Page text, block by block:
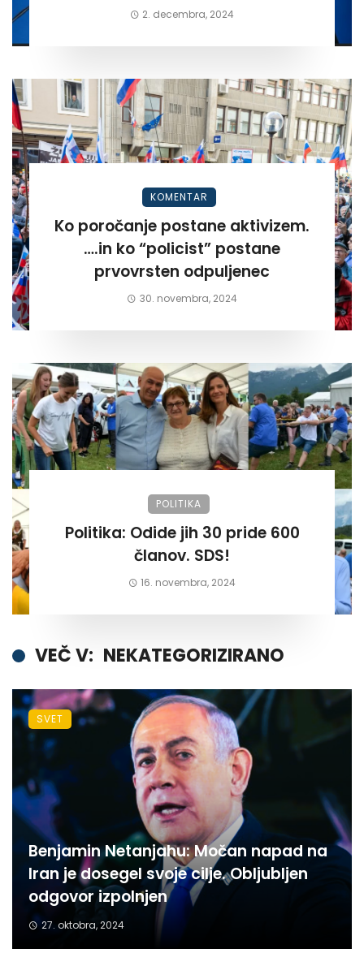
2. decembra, 2024
KOMENTAR
Ko poročanje postane aktivizem.
….in ko “policist” postane
prvovrsten odpuljenec
30. novembra, 2024
POLITIKA
Politika: Odide jih 30 pride 600
članov. SDS!
16. novembra, 2024
VEČ V: NEKATEGORIZIRANO
Benjamin Netanjahu: Močan napad na
Iran je dosegel svoje cilje. Obljubljen
odgovor izpolnjen
27. oktobra, 2024
SVET